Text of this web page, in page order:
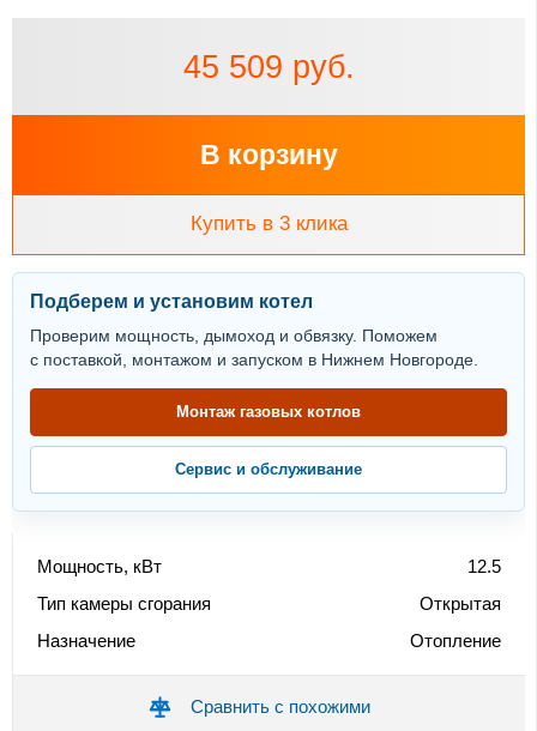
45 509 руб.
В корзину
Купить в 3 клика
Подберем и установим котел
Проверим мощность, дымоход и обвязку. Поможем
с поставкой, монтажом и запуском в Нижнем Новгороде.
Монтаж газовых котлов
Сервис и обслуживание
Мощность, кВт
12.5
Тип камеры сгорания
Открытая
Назначение
Отопление
Сравнить с похожими